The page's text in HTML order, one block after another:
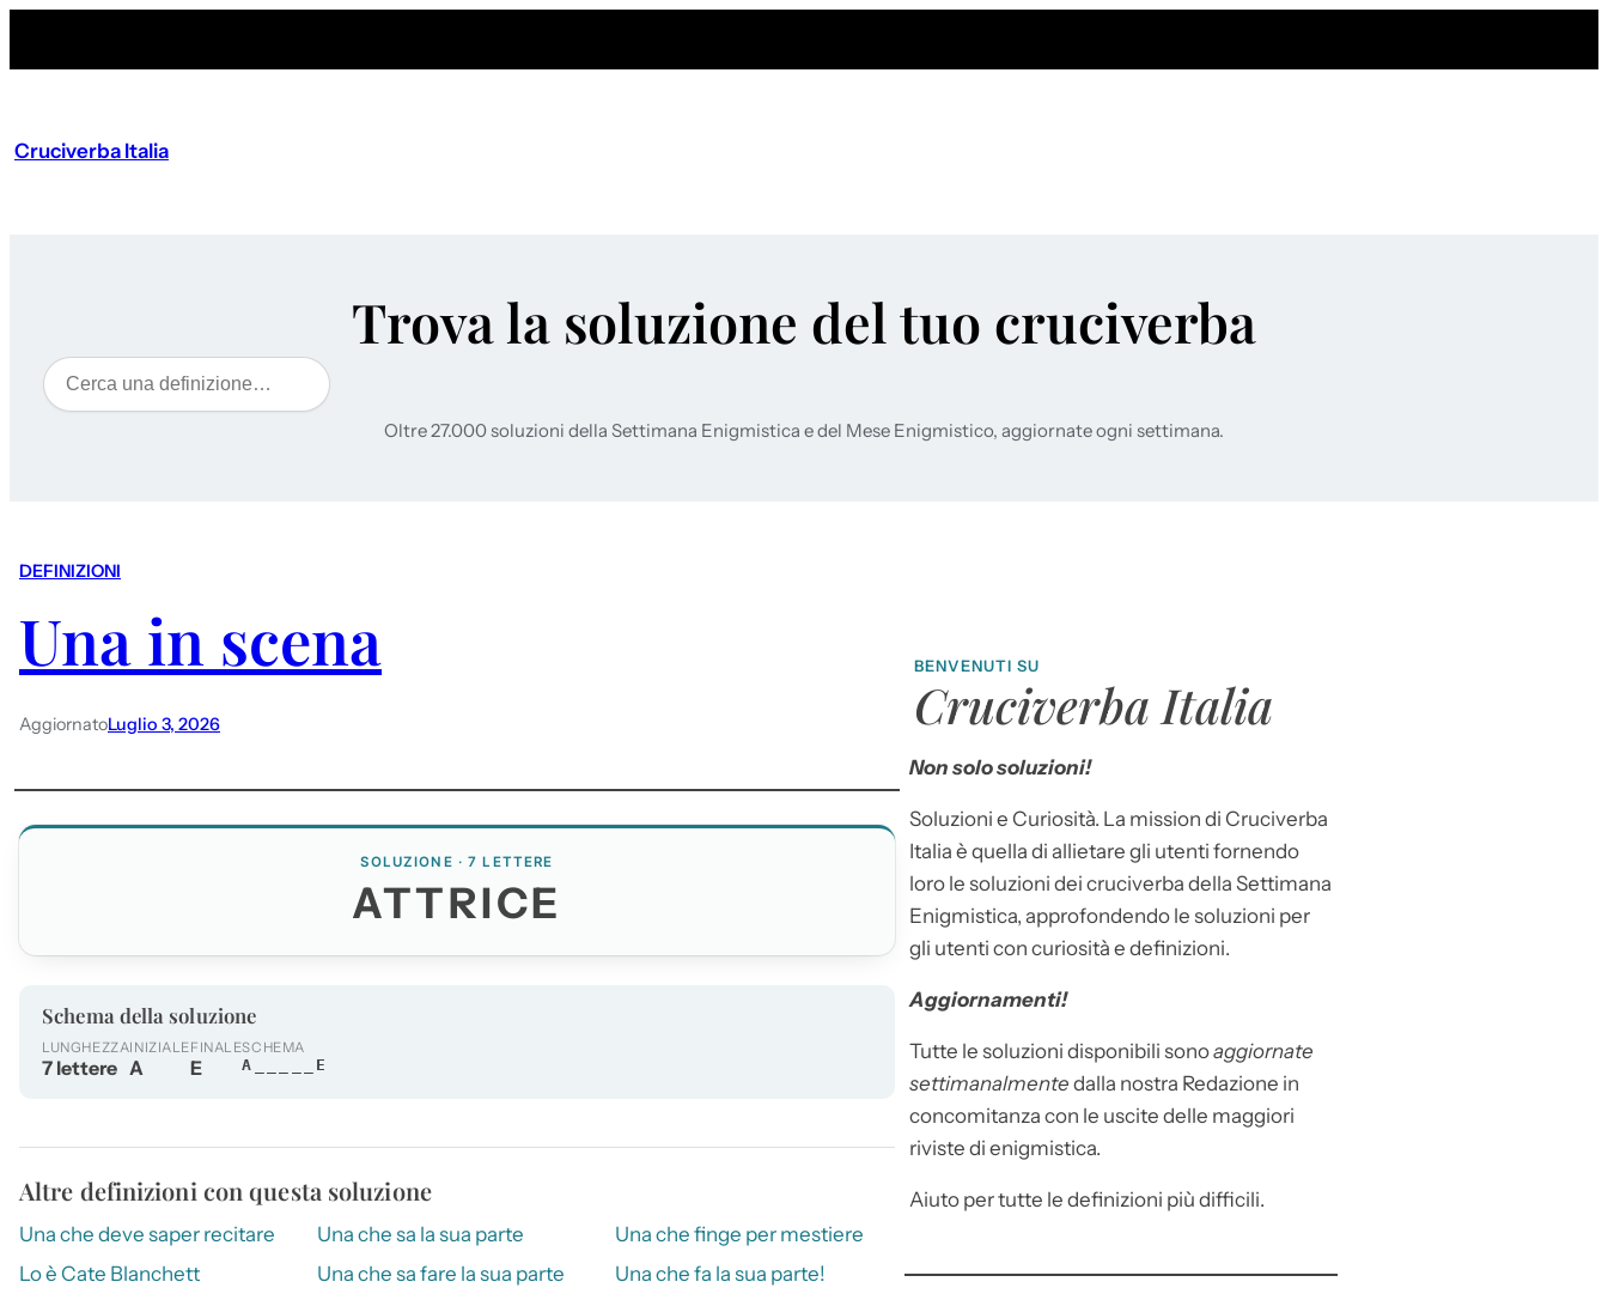
Cruciverba Italia
Trova la soluzione del tuo cruciverba
Cerca
Oltre 27.000 soluzioni della Settimana Enigmistica e del Mese Enigmistico, aggiornate ogni settimana.
DEFINIZIONI
Una in scena
AggiornatoLuglio 3, 2026
SOLUZIONE · 7 LETTERE
ATTRICE
Schema della soluzione
LUNGHEZZA
7 lettere
INIZIALE
A
FINALE
E
SCHEMA
A_____E
Altre definizioni con questa soluzione
Una che deve saper recitare Una che sa la sua parte
Una che finge per mestiere
Lo è Cate Blanchett
Una che sa fare la sua parte
Una che fa la sua parte!
BENVENUTI SU
Cruciverba Italia
Non solo soluzioni!
Soluzioni e Curiosità. La mission di Cruciverba
Italia è quella di allietare gli utenti fornendo
loro le soluzioni dei cruciverba della Settimana
Enigmistica, approfondendo le soluzioni per
gli utenti con curiosità e definizioni.
Aggiornamenti!
Tutte le soluzioni disponibili sonoaggiornate
settimanalmente dalla nostra Redazione in
concomitanza con le uscite delle maggiori
riviste di enigmistica.
Aiuto per tutte le definizioni più difficili.